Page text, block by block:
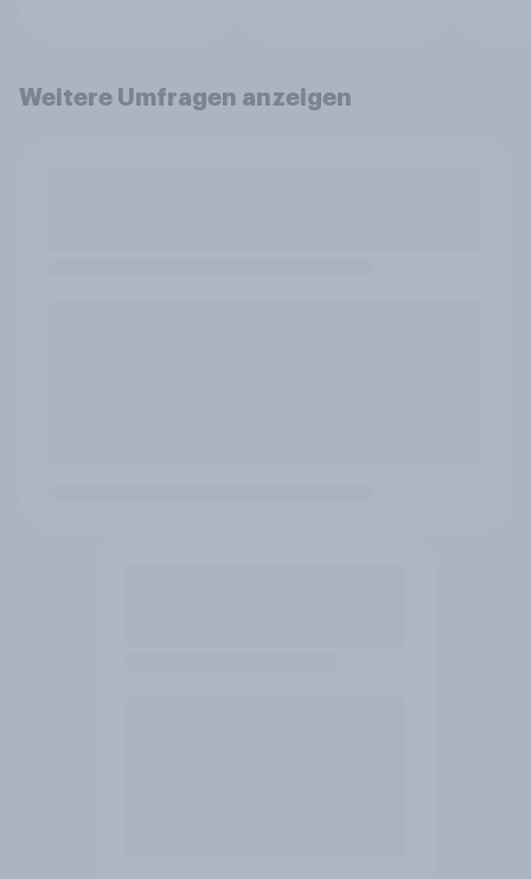
Weitere Umfragen anzeigen